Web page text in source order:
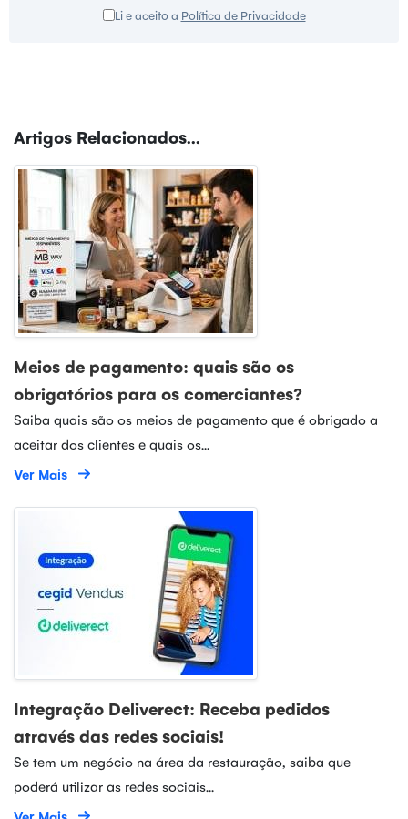
Li e aceito a Política de Privacidade
Artigos Relacionados...
Meios de pagamento: quais são os
obrigatórios para os comerciantes?
Saiba quais são os meios de pagamento que é obrigado a
aceitar dos clientes e quais os...
Ver Mais
Integração Deliverect: Receba pedidos
através das redes sociais!
Se tem um negócio na área da restauração, saiba que
poderá utilizar as redes sociais...
Ver Mais